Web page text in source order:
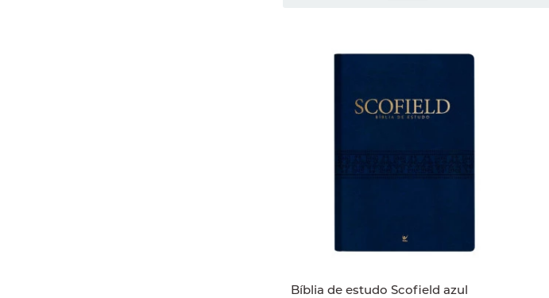
Bíblia de estudo Scofield azul